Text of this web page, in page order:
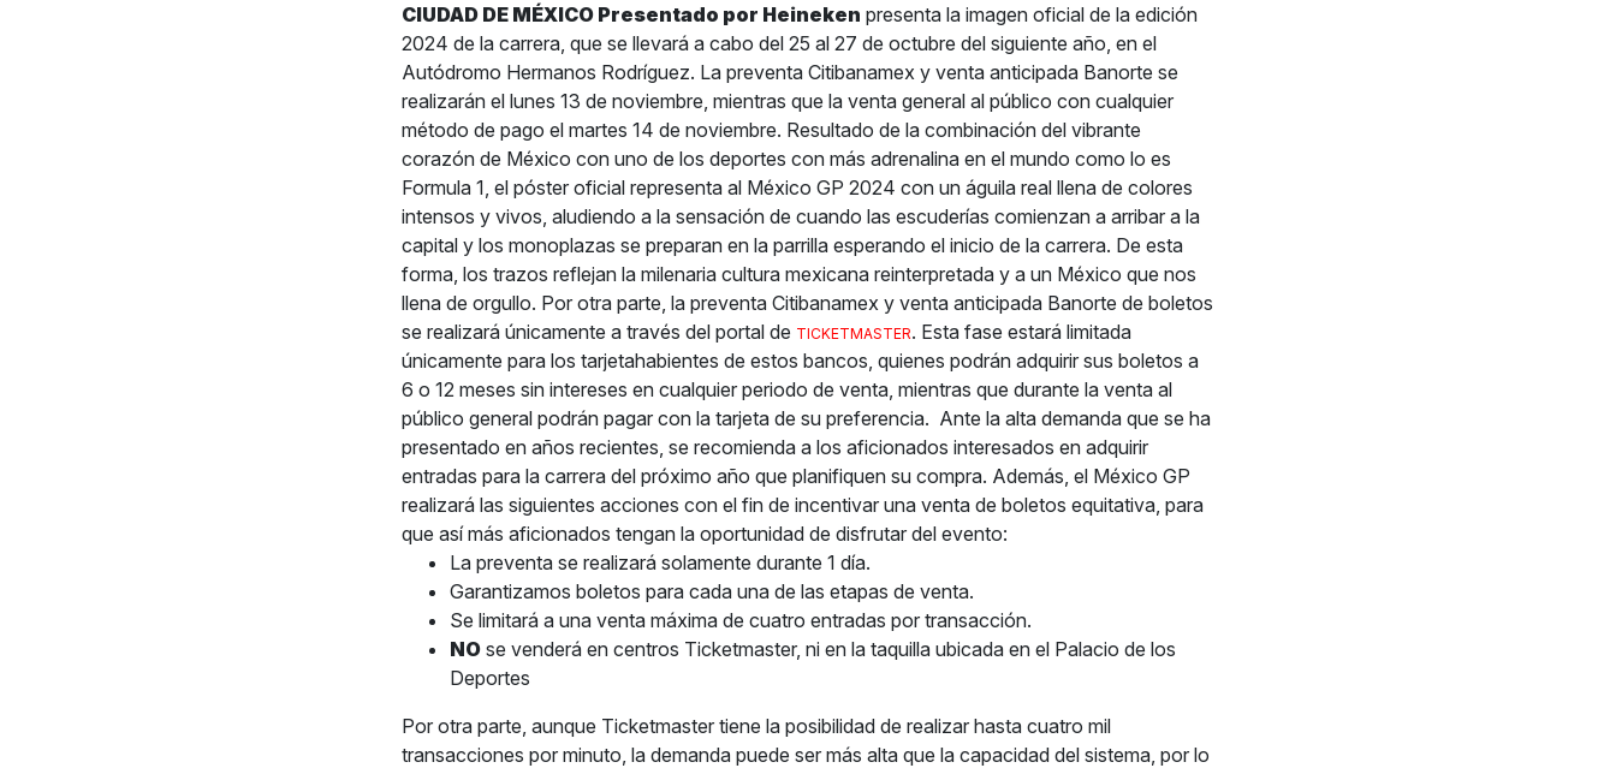
CIUDAD DE MÉXICO Presentado por Heineken presenta la imagen oficial de la edición
2024 de la carrera, que se llevará a cabo del 25 al 27 de octubre del siguiente año, en el
Autódromo Hermanos Rodríguez. La preventa Citibanamex y venta anticipada Banorte se
realizarán el lunes 13 de noviembre, mientras que la venta general al público con cualquier
método de pago el martes 14 de noviembre. Resultado de la combinación del vibrante
corazón de México con uno de los deportes con más adrenalina en el mundo como lo es
Formula 1, el póster oficial representa al México GP 2024 con un águila real llena de colores
intensos y vivos, aludiendo a la sensación de cuando las escuderías comienzan a arribar a la
capital y los monoplazas se preparan en la parrilla esperando el inicio de la carrera. De esta
forma, los trazos reflejan la milenaria cultura mexicana reinterpretada y a un México que nos
llena de orgullo. Por otra parte, la preventa Citibanamex y venta anticipada Banorte de boletos
se realizará únicamente a través del portal de TICKETMASTER. Esta fase estará limitada
únicamente para los tarjetahabientes de estos bancos, quienes podrán adquirir sus boletos a
6 o 12 meses sin intereses en cualquier periodo de venta, mientras que durante la venta al
público general podrán pagar con la tarjeta de su preferencia. Ante la alta demanda que se ha
presentado en años recientes, se recomienda a los aficionados interesados en adquirir
entradas para la carrera del próximo año que planifiquen su compra. Además, el México GP
realizará las siguientes acciones con el fin de incentivar una venta de boletos equitativa, para
que así más aficionados tengan la oportunidad de disfrutar del evento:
La preventa se realizará solamente durante 1 día.
Garantizamos boletos para cada una de las etapas de venta.
Se limitará a una venta máxima de cuatro entradas por transacción.
NOse venderá en centros Ticketmaster, ni en la taquilla ubicada en el Palacio de los
Deportes
Por otra parte, aunque Ticketmaster tiene la posibilidad de realizar hasta cuatro mil
transacciones por minuto, la demanda puede ser más alta que la capacidad del sistema, por lo